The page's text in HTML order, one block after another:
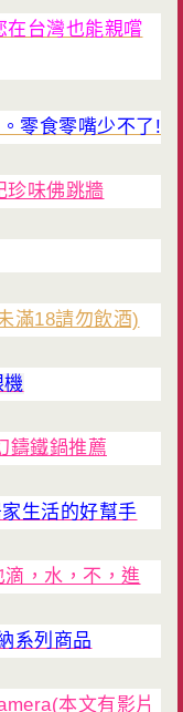
在台灣也能親嚐
零食零嘴少不了!
珍味佛跳牆
滿18請勿飲酒)
機
鑄鐵鍋推薦
生活的好幫手
，水，不，進
系列商品
本文有影片